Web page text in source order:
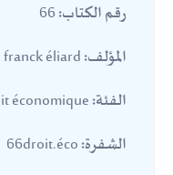
رقم الكتاب:
المؤلف:
الفئة:
الشفرة: